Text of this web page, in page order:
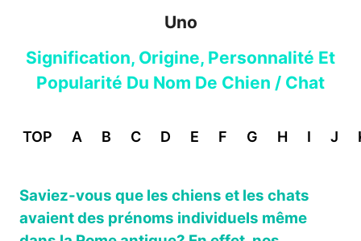
Uno
Signification, Origine, Personnalité Et
Popularité Du Nom De Chien / Chat
TOP A B C D E F G H I J
Saviez-vous que les chiens et les chats
avaient des prénoms individuels même